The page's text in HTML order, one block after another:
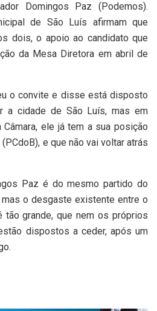
Domingos Paz (Podemos).
de São Luís afirmam que
dois, o apoio ao candidato que
da Mesa Diretora em abril de
o convite e disse está disposto
a cidade de São Luís, mas em
ele já tem a sua posição
e que não vai voltar atrás
Paz é do mesmo partido do
o desgaste existente entre o
grande, que nem os próprios
dispostos a ceder, após um